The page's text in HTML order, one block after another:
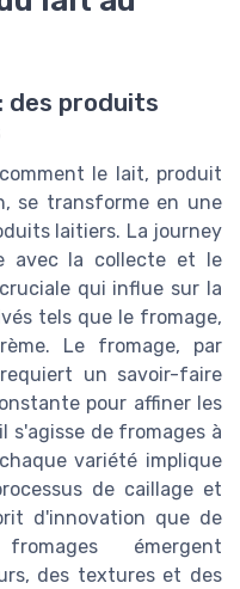
des produits
le lait, produit
se transforme en une
laitiers. La journey
avec la collecte et le
qui influe sur la
tels que le fromage,
Le fromage, par
un savoir-faire
pour affiner les
s'agisse de fromages à
variété implique
de caillage et
d'innovation que de
émergent
des textures et des